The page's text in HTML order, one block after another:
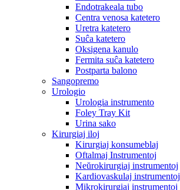
Endotrakeala tubo
Centra venosa katetero
Uretra katetero
Suĉa katetero
Oksigena kanulo
Fermita suĉa katetero
Postparta balono
Sangopremo
Urologio
Urologia instrumento
Foley Tray Kit
Urina sako
Kirurgiaj iloj
Kirurgiaj konsumeblaj
Oftalmaj Instrumentoj
Neŭrokirurgiaj instrumentoj
Kardiovaskulaj instrumentoj
Mikrokirurgiaj instrumentoj